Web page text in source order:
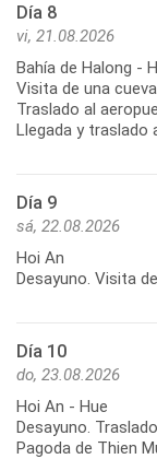
Día 8
vi, 21.08.2026
Bahía de Halong -
Visita de una
Traslado al
Llegada y traslado
Día 9
sá, 22.08.2026
Hoi An
Desayuno. Visita
Día 10
do, 23.08.2026
Hoi An - Hue
Desayuno.
Pagoda de Thien